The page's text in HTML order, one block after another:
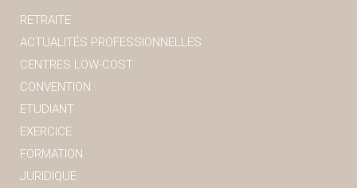
RETRAITE
ACTUALITÉS PROFESSIONNELLES
CENTRES LOW-COST
CONVENTION
ETUDIANT
EXERCICE
FORMATION
JURIDIQUE